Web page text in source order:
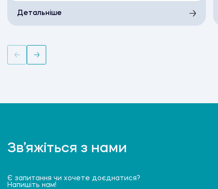
Детальніше
Зв’яжіться з нами
Є запитання чи хочете доєднатися?
Напишіть нам!